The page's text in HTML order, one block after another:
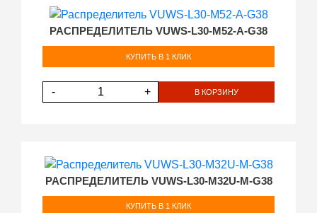
РАСПРЕДЕЛИТЕЛЬ VUWS-L30-M52-A-G38
КУПИТЬ В 1 КЛИК
- + В КОРЗИНУ
РАСПРЕДЕЛИТЕЛЬ VUWS-L30-M32U-M-G38
КУПИТЬ В 1 КЛИК